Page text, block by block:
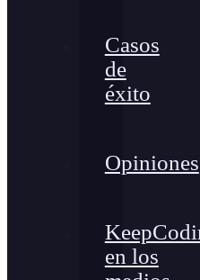
Casos
de
éxito
Opiniones
en los